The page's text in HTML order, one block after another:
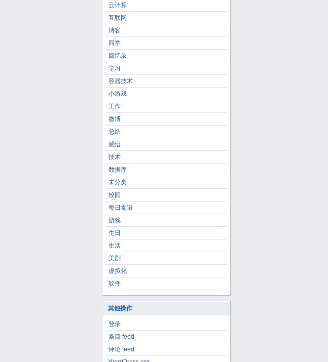
云计算
互联网
博客
同学
回忆录
学习
容器技术
小游戏
工作
微博
总结
感悟
技术
数据库
未分类
校园
每日食谱
游戏
生日
生活
美剧
虚拟化
软件
其他操作
登录
条目 feed
评论 feed